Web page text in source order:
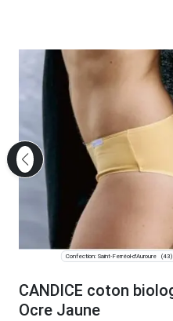
Confection: Saint-Ferréol-d'Auroure (43)
CANDICE coton
Ocre Jaune